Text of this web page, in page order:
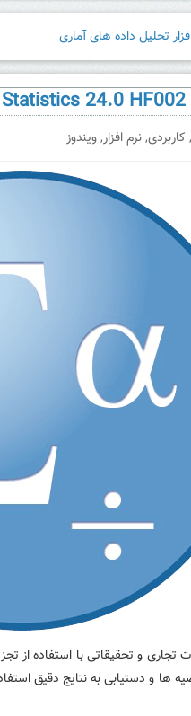
, کاربردی,نرم افزار,ویندوز